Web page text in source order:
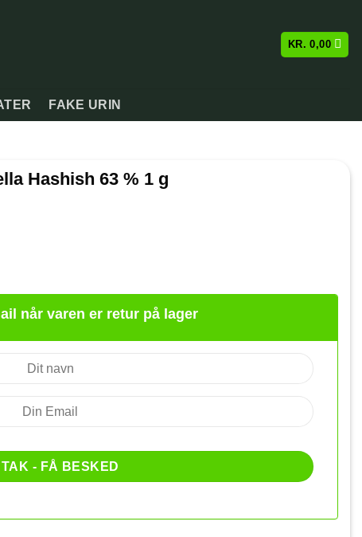
KR. 0,00
FAKE URIN
Hashish 63 % 1 g
når varen er retur på lager